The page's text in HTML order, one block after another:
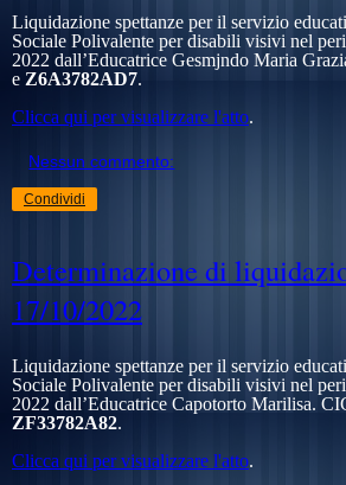
Liquidazione spettanze per il servizio
Sociale Polivalente per disabili visivi nel
2022 dall’Educatrice Gesmjndo Maria
e Z6A3782AD7.
Clicca qui per visualizzare l'atto.
Nessun commento:
Condividi
Determinazione di
17/10/2022
Liquidazione spettanze per il servizio
Sociale Polivalente per disabili visivi nel
2022 dall’Educatrice Capotorto Marilisa.
ZF33782A82.
Clicca qui per visualizzare l'atto.